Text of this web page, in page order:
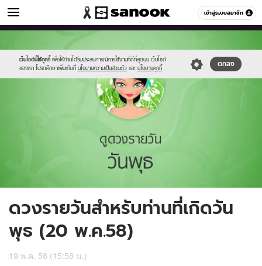
เข้าสู่ระบบสมาชิก
ดูดวง หมวดอื่นๆ
เว็บไซต์นี้ใช้คุกกี้ เพื่อให้ท่านได้รับประสบการณ์การใช้งานที่ดีที่สุดบน เว็บไซต์
ของเรา โปรดศึกษาเพิ่มเติมที่ นโยบายความเป็นส่วนตัว และ นโยบายคุกกี้
ตกลง
//s.isanook.com/sr/0/images/logo-
new-
sanook.png
//s.isanook.com/ho/0/ud/16/82833/4_wed.jpg
ดวงรายวันสำหรับท่านที่เกิดวัน
พุธ (20 พ.ค.58)
19 พ.ค. 58 (15:58 น.)